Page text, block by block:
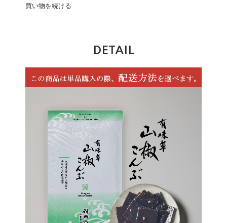
買い物を続ける
DETAIL